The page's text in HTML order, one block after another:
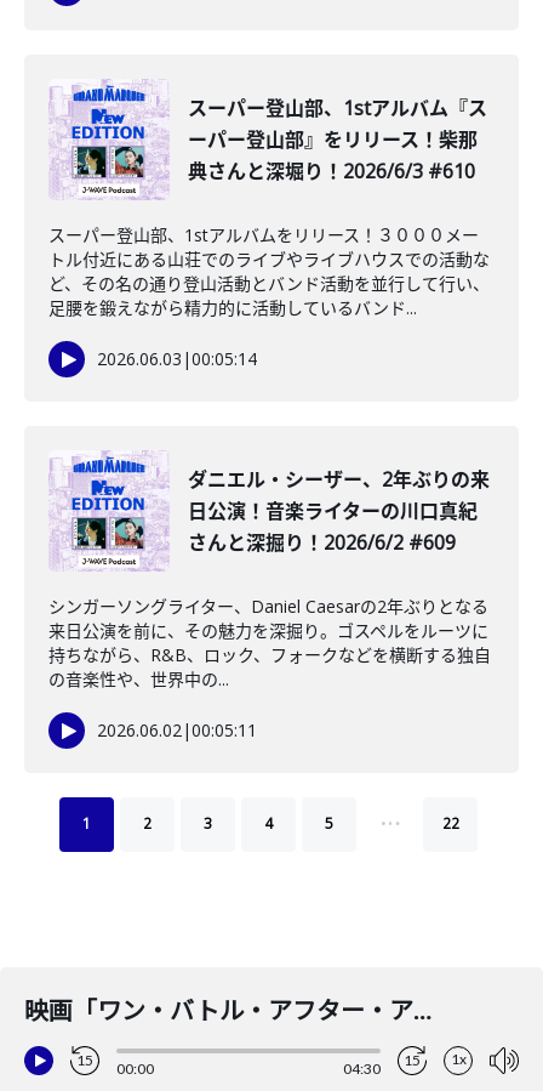
スーパー登山部、1stアルバム『ス
ーパー登山部』をリリース！柴那
典さんと深堀り！2026/6/3 #610
スーパー登山部、1stアルバムをリリース！３０００メー
トル付近にある山荘でのライブやライブハウスでの活動な
ど、その名の通り登山活動とバンド活動を並行して行い、
足腰を鍛えながら精力的に活動しているバンド...
2026.06.03 |00:05:14
ダニエル・シーザー、2年ぶりの来
日公演！音楽ライターの川口真紀
さんと深掘り！2026/6/2 #609
シンガーソングライター、Daniel Caesarの2年ぶりとなる
来日公演を前に、その魅力を深掘り。ゴスペルをルーツに
持ちながら、R&B、ロック、フォークなどを横断する独自
の音楽性や、世界中の...
2026.06.02|00:05:11
1 2 3 4 5 … 22
️映画「ワン・バトル・アフター・アナザー」今週金曜日公開！2025/10/1 #489
15 00:00 04:30 15 1x